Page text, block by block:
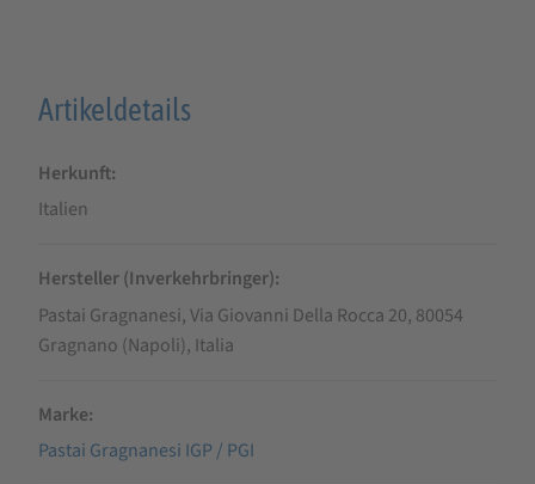
Artikeldetails
Herkunft
Italien
Hersteller (Inverkehrbringer)
Pastai Gragnanesi, Via Giovanni Della Rocca 20, 80054
Gragnano (Napoli), Italia
Marke
Pastai Gragnanesi IGP / PGI